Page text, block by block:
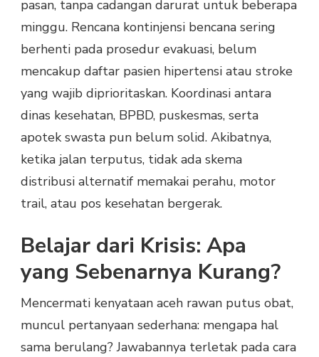
pasan, tanpa cadangan darurat untuk beberapa
minggu. Rencana kontinjensi bencana sering
berhenti pada prosedur evakuasi, belum
mencakup daftar pasien hipertensi atau stroke
yang wajib diprioritaskan. Koordinasi antara
dinas kesehatan, BPBD, puskesmas, serta
apotek swasta pun belum solid. Akibatnya,
ketika jalan terputus, tidak ada skema
distribusi alternatif memakai perahu, motor
trail, atau pos kesehatan bergerak.
Belajar dari Krisis: Apa
yang Sebenarnya Kurang?
Mencermati kenyataan aceh rawan putus obat,
muncul pertanyaan sederhana: mengapa hal
sama berulang? Jawabannya terletak pada cara